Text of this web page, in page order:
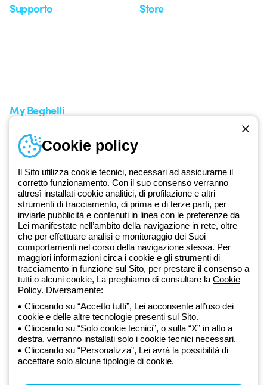
Dal 2025 Beghelli è parte del Gruppo GEWISS, all’interno
dell’ecosistema GEWISS LightZone, dove realizziamo soluzioni di
illuminazione integrate che trasformano la complessità in semplicità,
supportando professionisti e utenti finali nella realizzazione dei loro
bisogni.Scopri di più su GEWISS
Supporto Store
My Beghelli
Accedi o registrati
Formazione
Documentazione e software
Iscriviti alla newsletter
Privacy Policy
Cookie policy
Condizioni di vendita
Tutte le policy
Accessibilità
Cookie policy
Il Sito utilizza cookie tecnici, necessari ad assicurarne il
corretto funzionamento. Con il suo consenso verranno
altresì installati cookie analitici, di profilazione e altri
strumenti di tracciamento, di prima e di terze parti, per
inviarle pubblicità e contenuti in linea con le preferenze da
Lei manifestate nell’ambito della navigazione in rete, oltre
che per effettuare analisi e monitoraggio dei Suoi
comportamenti nel corso della navigazione stessa. Per
maggiori informazioni circa i cookie e gli strumenti di
tracciamento in funzione sul Sito, per prestare il consenso a
tutti o alcuni cookie, La preghiamo di consultare la Cookie
Policy. Diversamente:
Cliccando su “Accetto tutti”, Lei acconsente all’uso dei
cookie e delle altre tecnologie presenti sul Sito.
Cliccando su “Solo cookie tecnici”, o sulla “X” in alto a
destra, verranno installati solo i cookie tecnici necessari.
Cliccando su “Personalizza”, Lei avrà la possibilità di
accettare solo alcune tipologie di cookie.